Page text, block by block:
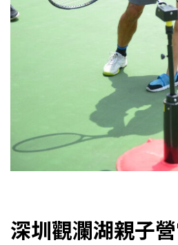
深圳觀瀾湖親子